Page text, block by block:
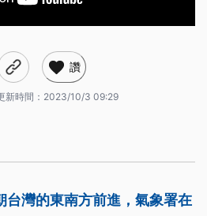
讚
新時間： 2023/10/3 09:29
台灣的東南方前進，氣象署在